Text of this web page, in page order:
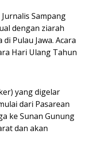
Sampang
dengan ziarah
Pulau Jawa. Acara
Hari Ulang Tahun
yang digelar
dari Pasarean
ke Sunan Gunung
dan akan